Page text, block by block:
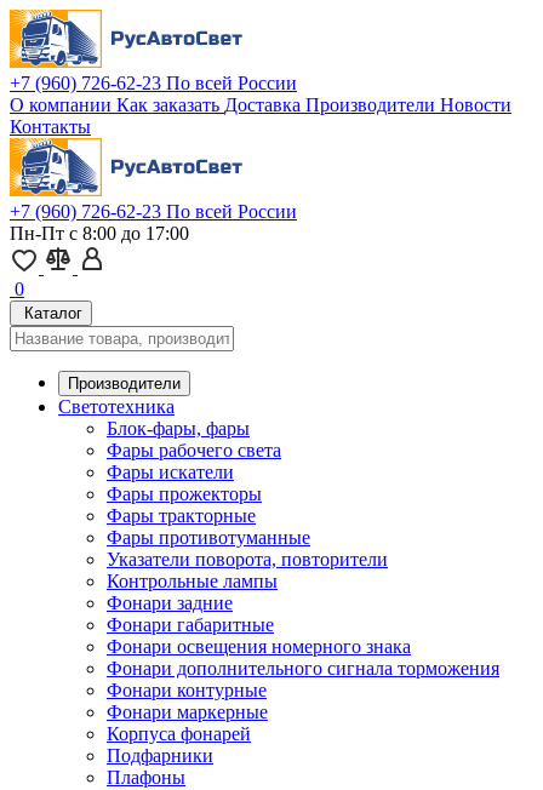
+7 (960) 726-62-23 По всей России
О компании Как заказать Доставка Производители Новости
Контакты
+7 (960) 726-62-23 По всей России
Пн-Пт с 8:00 до 17:00
0
Каталог
Производители
Светотехника
Блок-фары, фары
Фары рабочего света
Фары искатели
Фары прожекторы
Фары тракторные
Фары противотуманные
Указатели поворота, повторители
Контрольные лампы
Фонари задние
Фонари габаритные
Фонари освещения номерного знака
Фонари дополнительного сигнала торможения
Фонари контурные
Фонари маркерные
Корпуса фонарей
Подфарники
Плафоны